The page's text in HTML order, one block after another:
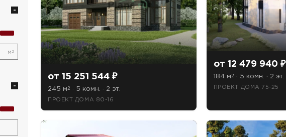
от 15 251 544 ₽
245 м2 · 5 комн. · 2 эт.
ПРОЕКТ ДОМА 80-16
от 12 479 940 ₽
184 м2 · 5 комн. · 2 эт.
ПРОЕКТ ДОМА 75-25
м 2